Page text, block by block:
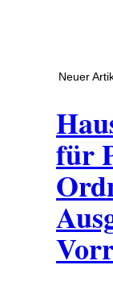
Neuer
für